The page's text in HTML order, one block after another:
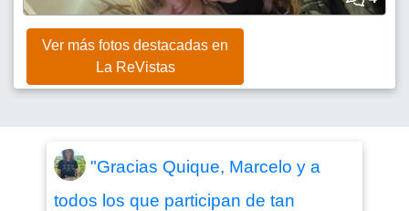
Ver más fotos destacadas en
La ReVistas
"Gracias Quique, Marcelo y a
todos los que participan de tan